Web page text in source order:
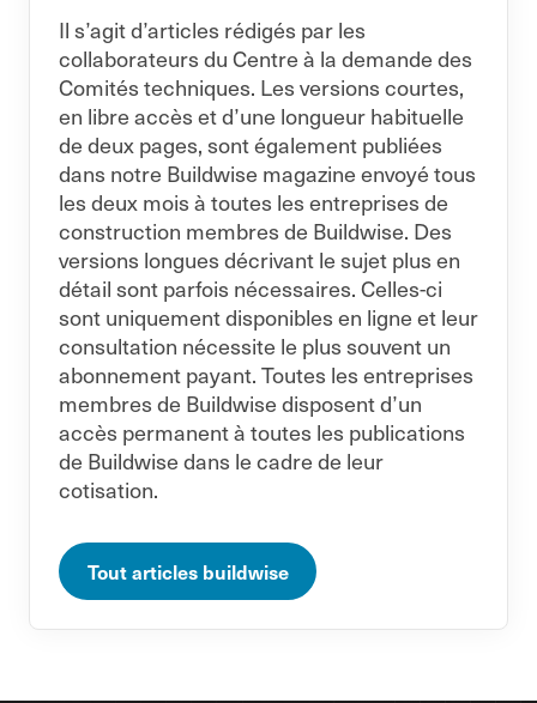
Il s’agit d’articles rédigés par les
collaborateurs du Centre à la demande des
Comités techniques. Les versions courtes,
en libre accès et d’une longueur habituelle
de deux pages, sont également publiées
dans notre Buildwise magazine envoyé tous
les deux mois à toutes les entreprises de
construction membres de Buildwise. Des
versions longues décrivant le sujet plus en
détail sont parfois nécessaires. Celles-ci
sont uniquement disponibles en ligne et leur
consultation nécessite le plus souvent un
abonnement payant. Toutes les entreprises
membres de Buildwise disposent d’un
accès permanent à toutes les publications
de Buildwise dans le cadre de leur
cotisation.
Tout articles buildwise